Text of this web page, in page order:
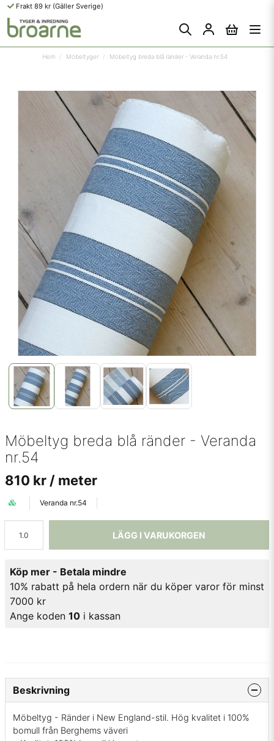
Frakt 89 kr (Gäller Sverige)
Hem Möbeltyger Möbeltyg breda blå ränder - Veranda nr.54
Möbeltyg breda blå ränder - Veranda
nr.54
810 kr / meter
Veranda nr.54
LÄGG I VARUKORGEN
Köp mer - Betala mindre
10% rabatt på hela ordern när du köper varor för minst
7000 kr
Ange koden 10 i kassan
Beskrivning
Möbeltyg - Ränder i New England-stil. Hög kvalitet i 100%
bomull från Berghems väveri